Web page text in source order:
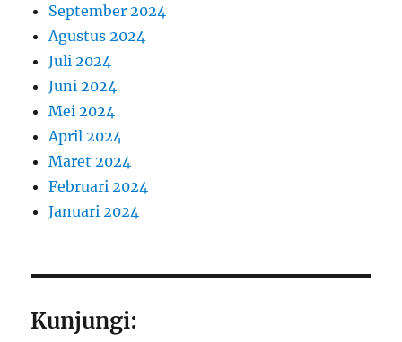
September 2024
Agustus 2024
Juli 2024
Juni 2024
Mei 2024
April 2024
Maret 2024
Februari 2024
Januari 2024
Kunjungi: